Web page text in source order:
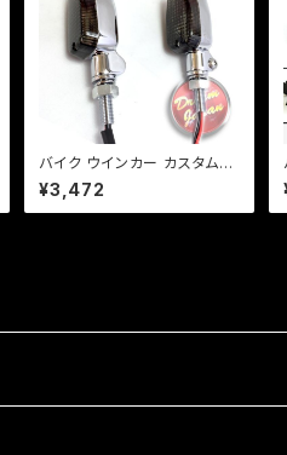
バイク ウインカー カスタムウ
インカー ver.1 【シルバー/ス
モークレンズ】 汎用 2個セット
CB/XJR/Z/ゼファー/バリオ
¥3,472